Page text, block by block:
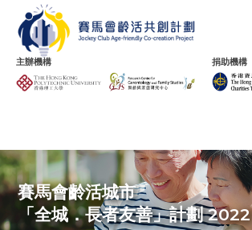
主辦機構 捐助機構
賽馬會齡活城市
「全城．長者友善」計劃 2022